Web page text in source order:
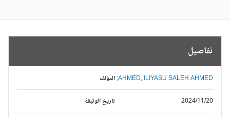
تفاصيل
المؤلف AHMED, ILIYASU SALEH AHMED;
تاريخ الوثيقة 2024/11/20